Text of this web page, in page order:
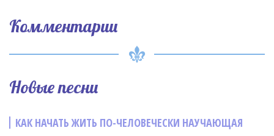
Комментарии
Новые песни
КАК НАЧАТЬ ЖИТЬ ПО-ЧЕЛОВЕЧЕСКИ НАУЧАЮЩАЯ